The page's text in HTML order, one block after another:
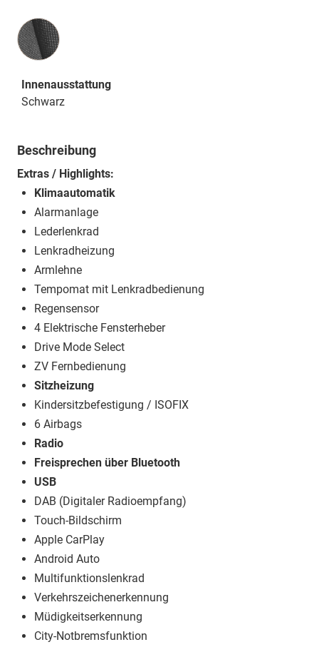
Innenausstattung
Innenausstattung
Schwarz
Beschreibung
Extras / Highlights:
Klimaautomatik
Alarmanlage
Lederlenkrad
Lenkradheizung
Armlehne
Tempomat mit Lenkradbedienung
Regensensor
4 Elektrische Fensterheber
Drive Mode Select
ZV Fernbedienung
Sitzheizung
Kindersitzbefestigung / ISOFIX
6 Airbags
Radio
Freisprechen über Bluetooth
USB
DAB (Digitaler Radioempfang)
Touch-Bildschirm
Apple CarPlay
Android Auto
Multifunktionslenkrad
Verkehrszeichenerkennung
Müdigkeitserkennung
City-Notbremsfunktion